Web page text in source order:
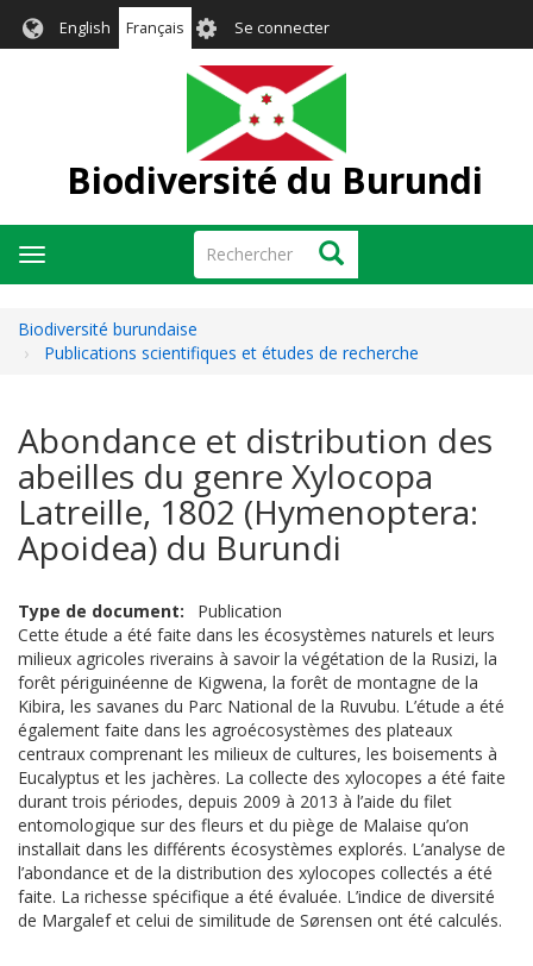
English Français User
account
menu
Se connecter
Biodiversité du Burundi
Rechercher Rechercher
Toggle
navigation
Biodiversité burundaise
Publications scientifiques et études de recherche
Abondance et distribution des
abeilles du genre Xylocopa
Latreille, 1802 (Hymenoptera:
Apoidea) du Burundi
Type de document
Publication
Cette étude a été faite dans les écosystèmes naturels et leurs
milieux agricoles riverains à savoir la végétation de la Rusizi, la
forêt périguinéenne de Kigwena, la forêt de montagne de la
Kibira, les savanes du Parc National de la Ruvubu. L’étude a été
également faite dans les agroécosystèmes des plateaux
centraux comprenant les milieux de cultures, les boisements à
Eucalyptus et les jachères. La collecte des xylocopes a été faite
durant trois périodes, depuis 2009 à 2013 à l’aide du filet
entomologique sur des fleurs et du piège de Malaise qu’on
installait dans les différents écosystèmes explorés. L’analyse de
l’abondance et de la distribution des xylocopes collectés a été
faite. La richesse spécifique a été évaluée. L’indice de diversité
de Margalef et celui de similitude de Sørensen ont été calculés.